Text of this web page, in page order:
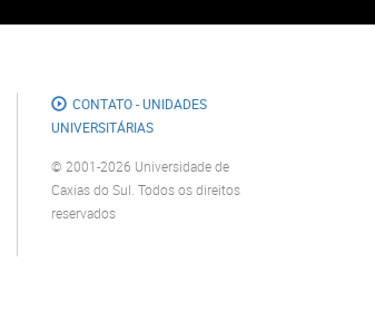
CONTATO - UNIDADES
UNIVERSITÁRIAS
© 2001-2026 Universidade de
Caxias do Sul. Todos os direitos
reservados